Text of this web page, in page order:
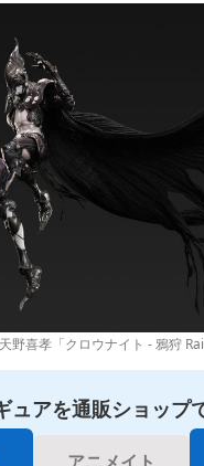
喜孝「クロウナイト - 鴉狩
ュアを通販ショップ